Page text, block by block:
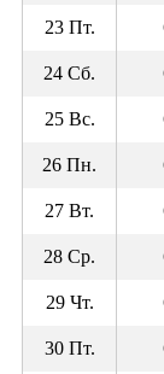
23 Пт.
24 Сб.
25 Вс.
26 Пн.
27 Вт.
28 Ср.
29 Чт.
30 Пт.